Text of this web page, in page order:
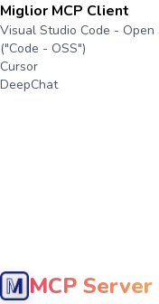
Miglior MCP Client
Visual Studio Code - Open
("Code - OSS")
Cursor
DeepChat
MCP